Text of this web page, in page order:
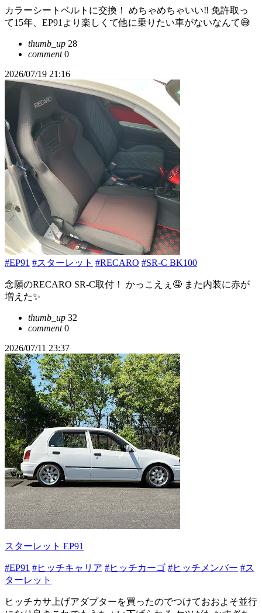
カラーシートベルトに交換！ めちゃめちゃいい‼️ 免許取っ
て15年、EP91より楽しくて他に乗りたい車がないなんて😅
thumb_up 28
comment0
2026/07/19 21:16
#EP91 #スターレット #RECARO #SR-C BK100
念願のRECARO SR-C取付！ かっこえぇ🤤 また内装に赤が
増えた✨
thumb_up 32
comment0
2026/07/11 23:37
スターレット EP91
#EP91 #ヒッチキャリア #ヒッチカーゴ #ヒッチメンバー #ス
ターレット
ヒッチカサ上げアダプターを買ったのでつけておおよそ並行